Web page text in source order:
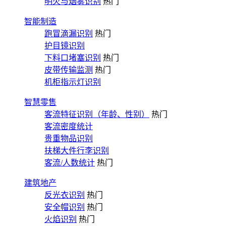
智能制造
跑冒滴漏识别 热门
护目镜识别
下料口堵塞识别 热门
皮带传输监测 热门
机柜指示灯识别
智慧零售
客流特征识别（年龄、性别）
热门
客流密度统计
贵重物品识别
扶梯大件行李识别
客流/人数统计 热门
建筑地产
反光衣识别 热门
安全帽识别 热门
火焰识别 热门